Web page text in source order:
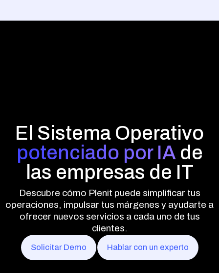
El Sistema Operativo
potenciado por IA de
las empresas de IT
Descubre cómo Plenit puede simplificar tus
operaciones, impulsar tus márgenes y ayudarte a
ofrecer nuevos servicios a cada uno de tus
clientes.
Solicitar Demo Hablar con un experto